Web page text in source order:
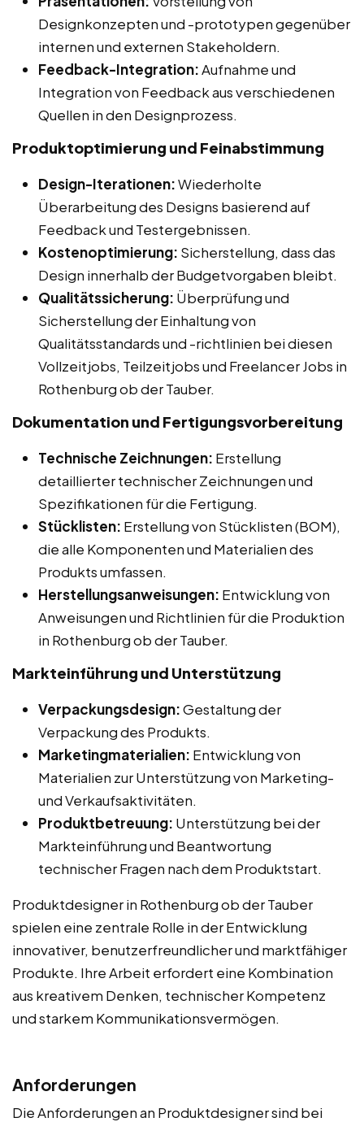
Designkonzepten und -prototypen gegenüber
internen und externen Stakeholdern.
Feedback-Integration:Aufnahme und
Integration von Feedback aus verschiedenen
Quellen in den Designprozess.
Produktoptimierung und Feinabstimmung
Design-Iterationen:Wiederholte
Überarbeitung des Designs basierend auf
Feedback und Testergebnissen.
Kostenoptimierung: Sicherstellung, dass das
Design innerhalb der Budgetvorgaben bleibt.
Qualitätssicherung: Überprüfung und
Sicherstellung der Einhaltung von
Qualitätsstandards und -richtlinien bei diesen
Vollzeitjobs, Teilzeitjobs und Freelancer Jobs in
Rothenburg ob der Tauber.
Dokumentation und Fertigungsvorbereitung
Technische Zeichnungen: Erstellung
detaillierter technischer Zeichnungen und
Spezifikationen für die Fertigung.
Stücklisten: Erstellung von Stücklisten (BOM),
die alle Komponenten und Materialien des
Produkts umfassen.
Herstellungsanweisungen: Entwicklung von
Anweisungen und Richtlinien für die Produktion
in Rothenburg ob der Tauber.
Markteinführung und Unterstützung
Verpackungsdesign:Gestaltung der
Verpackung des Produkts.
Marketingmaterialien: Entwicklung von
Materialien zur Unterstützung von Marketing-
und Verkaufsaktivitäten.
Produktbetreuung: Unterstützung bei der
Markteinführung und Beantwortung
technischer Fragen nach dem Produktstart.
Produktdesigner in Rothenburg ob der Tauber
spielen eine zentrale Rolle in der Entwicklung
innovativer, benutzerfreundlicher und marktfähiger
Produkte. Ihre Arbeit erfordert eine Kombination
aus kreativem Denken, technischer Kompetenz
und starkem Kommunikationsvermögen.
Anforderungen
Die Anforderungen an Produktdesigner sind bei